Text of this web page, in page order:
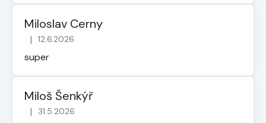
Miloslav Cerny
Hodnocení obchodu je 5 z 5 hvězdiček.
| 12.6.2026
super
Miloš Šenkýř
Hodnocení obchodu je 5 z 5 hvězdiček.
| 31.5.2026